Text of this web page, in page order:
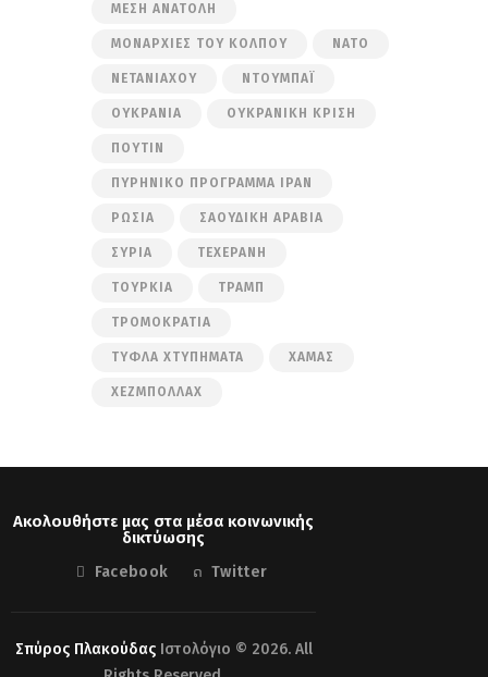
ΜΈΣΗ ΑΝΑΤΟΛΉ
ΜΟΝΑΡΧΊΕΣ ΤΟΥ ΚΌΛΠΟΥ ΝΑΤΟ
ΝΕΤΑΝΙΆΧΟΥ ΝΤΟΥΜΠΆΙ
ΟΥΚΡΑΝΊΑ ΟΥΚΡΑΝΙΚΉ ΚΡΊΣΗ
ΠΟΎΤΙΝ
ΠΥΡΗΝΙΚΌ ΠΡΌΓΡΑΜΜΑ ΙΡΆΝ
ΡΩΣΊΑ ΣΑΟΥΔΙΚΉ ΑΡΑΒΊΑ
ΣΥΡΊΑ ΤΕΧΕΡΆΝΗ
ΤΟΥΡΚΊΑ ΤΡΑΜΠ
ΤΡΟΜΟΚΡΑΤΊΑ
ΤΥΦΛΆ ΧΤΥΠΉΜΑΤΑ ΧΑΜΆΣ
ΧΕΖΜΠΟΛΛΆΧ
Ακολουθήστε μας στα μέσα κοινωνικής
δικτύωσης
Facebook Twitter
Σπύρος ΠλακούδαςΙστολόγιο © 2026. All